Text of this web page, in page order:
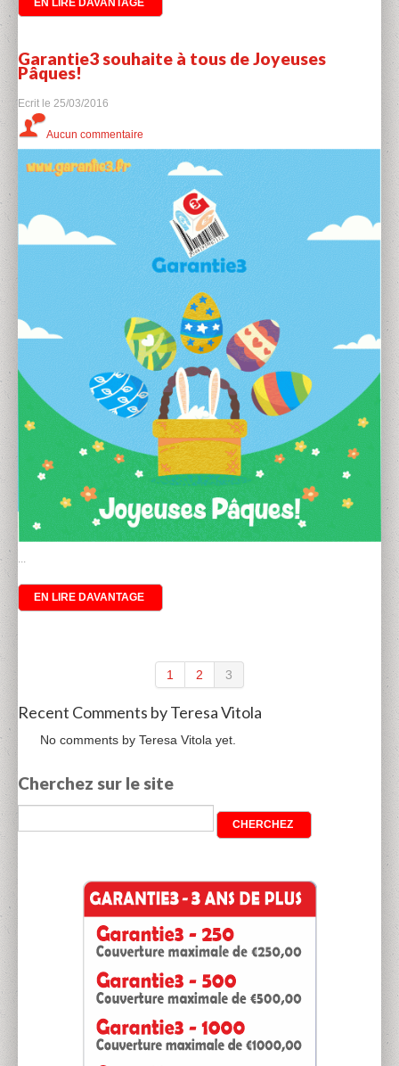
EN LIRE DAVANTAGE
Garantie3 souhaite à tous de Joyeuses
Pâques!
Ecrit le 25/03/2016
Aucun commentaire
...
EN LIRE DAVANTAGE
1 2 3
Recent Comments by Teresa Vitola
No comments by Teresa Vitola yet.
Cherchez sur le site